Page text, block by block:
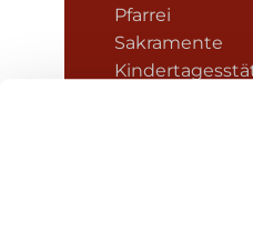
Pfarrei
Sakramente